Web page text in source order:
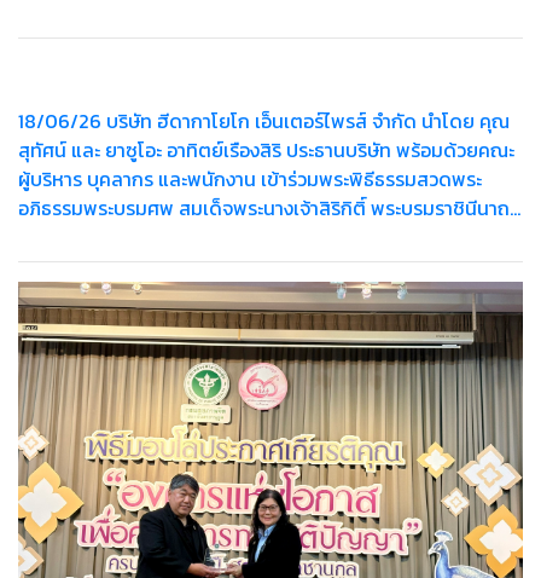
18/06/26 บริษัท ฮีดากาโยโก เอ็นเตอร์ไพรส์ จำกัด นำโดย คุณ
สุทัศน์ และ ยาซูโอะ อาทิตย์เรืองสิริ ประธานบริษัท พร้อมด้วยคณะ
ผู้บริหาร บุคลากร และพนักงาน เข้าร่วมพระพิธีธรรมสวดพระ
อภิธรรมพระบรมศพ สมเด็จพระนางเจ้าสิริกิติ์ พระบรมราชินีนาถ